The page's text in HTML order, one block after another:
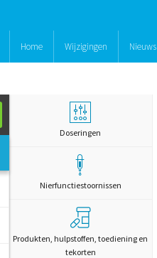
Home Wijzigingen Nieuws
Doseringen
Nierfunctiestoornissen
Produkten, hulpstoffen, toediening en
tekorten